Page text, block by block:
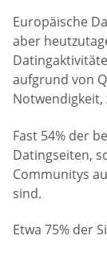
Europäische
aber
aufgrund von
Notwendigkeit,
Fast 54% der
Datingseiten,
Communitys
sind.
Etwa 75% der